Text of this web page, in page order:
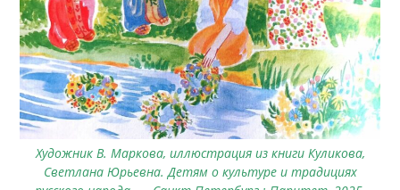
Художник В. Маркова, иллюстрация из книги Куликова,
Светлана Юрьевна. Детям о культуре и традициях